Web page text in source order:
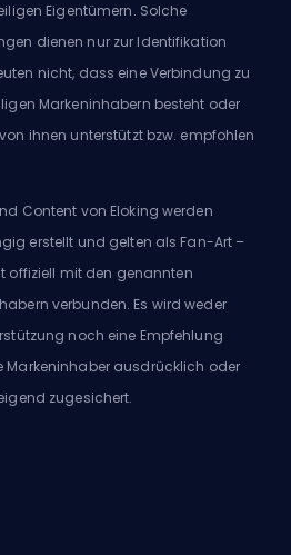
Eigentümern. Solche
dienen nur zur Identifikation
nicht, dass eine Verbindung zu
Markeninhabern besteht oder
ihnen unterstützt bzw. empfohlen
Content von Eloking werden
erstellt und gelten als Fan-Art –
offiziell mit den genannten
verbunden. Es wird weder
noch eine Empfehlung
Markeninhaber ausdrücklich oder
zugesichert.